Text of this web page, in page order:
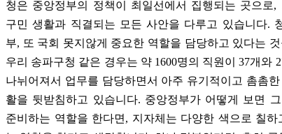
청은 중앙정부의 정책이 최일선에서 집행되는 곳으로,
구민 생활과 직결되는 모든 사안을 다루고 있습니다.
부, 또 국회 못지않게 중요한 역할을 담당하고 있다는 것
우리 송파구청 같은 경우는 약 1600명의 직원이 37개와
나뉘어져서 업무를 담당하면서 아주 유기적이고 촘촘
활을 뒷받침하고 있습니다. 중앙정부가 어떻게 보면
준비하는 역할을 한다면, 지자체는 다양한 색으로 칠